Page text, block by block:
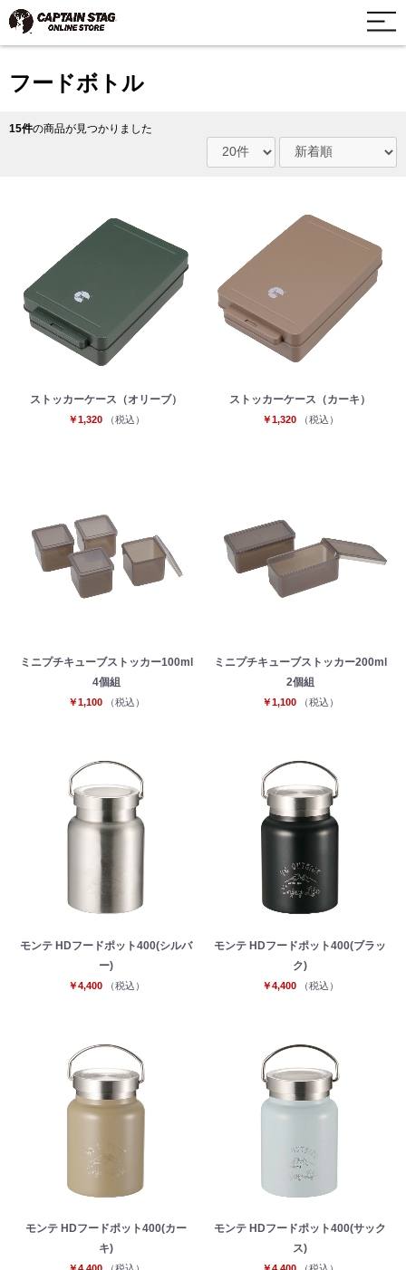
フードボトル
15件の商品が見つかりました
ストッカーケース（オリーブ）
￥1,320 （税込）
ストッカーケース（カーキ）
￥1,320 （税込）
ミニプチキューブストッカー100ml
4個組
￥1,100 （税込）
ミニプチキューブストッカー200ml
2個組
￥1,100 （税込）
モンテ HDフードポット400(シルバ
ー)
￥4,400 （税込）
モンテ HDフードポット400(ブラッ
ク)
￥4,400 （税込）
モンテ HDフードポット400(カー
キ)
モンテ HDフードポット400(サック
ス)